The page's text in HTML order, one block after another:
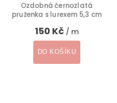
Ozdobná černozlatá
pruženka s lurexem 5,3 cm
150 Kč / m
DO KOŠÍKU